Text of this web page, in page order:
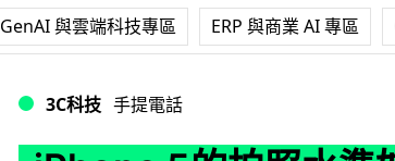
iPhone 5的拍照水準如何？跟 iPhone 4S、
GenAI 與雲端科技專區 ERP 與商業 AI 專區
3C科技 手提電話